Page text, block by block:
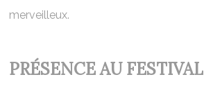
merveilleux.
PRÉSENCE AU FESTIVAL